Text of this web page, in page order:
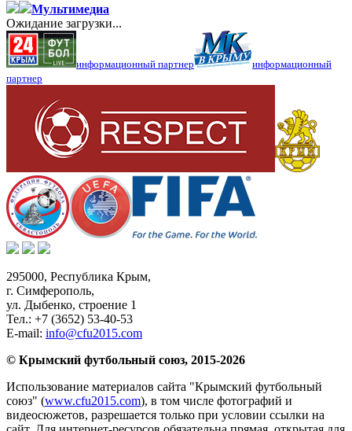
Мультимедиа
Ожидание загрузки...
информационный партнер
информационный
партнер
295000, Республика Крым,
г. Симферополь,
ул. Дыбенко, строение 1
Тел.: +7 (3652) 53-40-53
E-mail: info@cfu2015.com
© Крымский футбольный союз, 2015-2026
Использование материалов сайта "Крымский футбольный
союз" (www.cfu2015.com), в том числе фотографий и
видеосюжетов, разрешается только при условии ссылки на